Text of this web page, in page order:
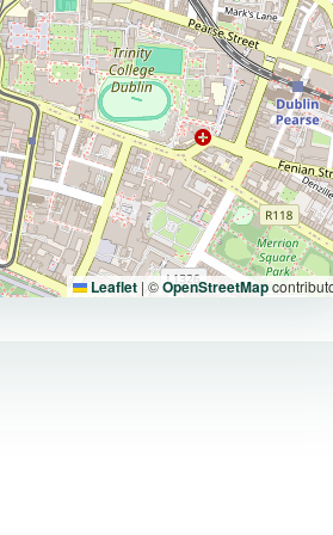
Leaflet | ©OpenStreetMap